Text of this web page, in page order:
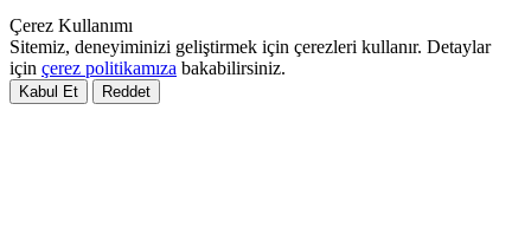
Çerez Kullanımı
Sitemiz, deneyiminizi geliştirmek için çerezleri kullanır. Detaylar
için çerez politikamıza bakabilirsiniz.
Kabul Et Reddet